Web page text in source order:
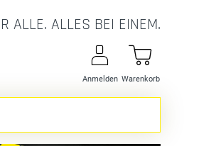
ALLE. ALLES BEI EINEM.
Anmelden Warenkorb